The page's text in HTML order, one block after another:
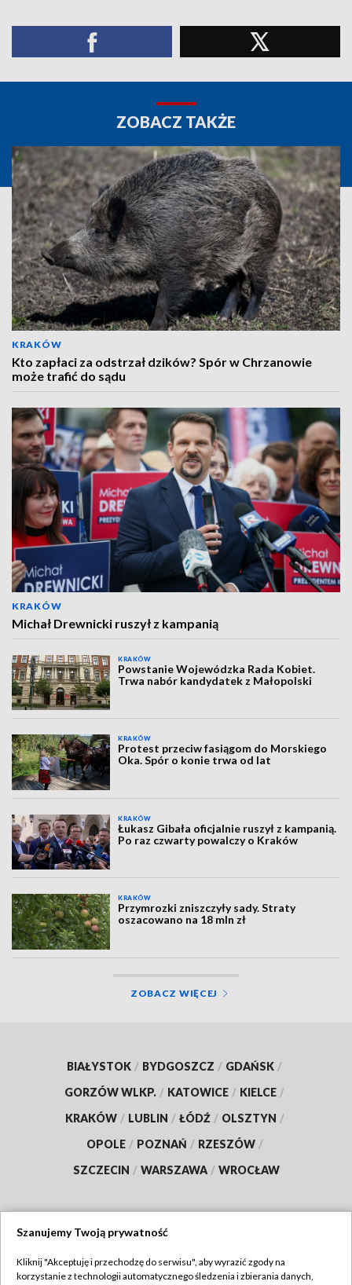
ZOBACZ TAKŻE
KRAKÓW
Kto zapłaci za odstrzał dzików? Spór w Chrzanowie
może trafić do sądu
KRAKÓW
Michał Drewnicki ruszył z kampanią
KRAKÓW
Powstanie Wojewódzka Rada Kobiet.
Trwa nabór kandydatek z Małopolski
KRAKÓW
Protest przeciw fasiągom do Morskiego
Oka. Spór o konie trwa od lat
KRAKÓW
Łukasz Gibała oficjalnie ruszył z kampanią.
Po raz czwarty powalczy o Kraków
KRAKÓW
Przymrozki zniszczyły sady. Straty
oszacowano na 18 mln zł
ZOBACZ WIĘCEJ
BIAŁYSTOK / BYDGOSZCZ / GDAŃSK /
GORZÓW WLKP. / KATOWICE / KIELCE /
KRAKÓW / LUBLIN / ŁÓDŹ / OLSZTYN /
OPOLE / POZNAŃ / RZESZÓW /
SZCZECIN / WARSZAWA / WROCŁAW
TVP
Szanujemy Twoją prywatność
Kliknij "Akceptuję i przechodzę do serwisu", aby wyrazić zgody na
korzystanie z technologii automatycznego śledzenia i zbierania danych,